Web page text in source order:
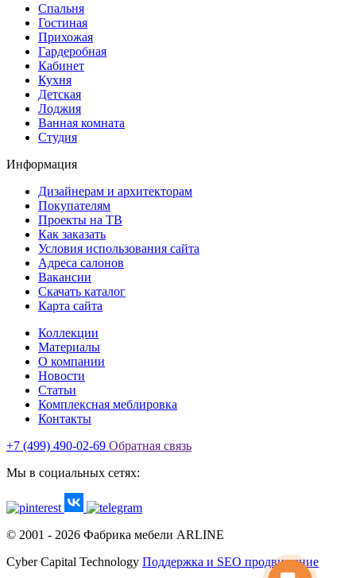
Спальня
Гостиная
Прихожая
Гардеробная
Кабинет
Кухня
Детская
Лоджия
Ванная комната
Студия
Информация
Дизайнерам и архитекторам
Покупателям
Проекты на ТВ
Как заказать
Условия использования сайта
Адреса салонов
Вакансии
Скачать каталог
Карта сайта
Коллекции
Материалы
О компании
Новости
Статьи
Комплексная меблировка
Контакты
+7 (499) 490-02-69 Обратная связь
Мы в социальных сетях:
© 2001 - 2026 Фабрика мебели ARLINE
Cyber Capital Technology Поддержка и SEO продвижение